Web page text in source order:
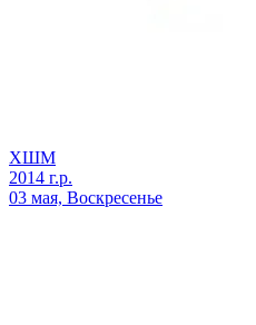
ХШМ
2014 г.р.
03 мая, Воскресенье